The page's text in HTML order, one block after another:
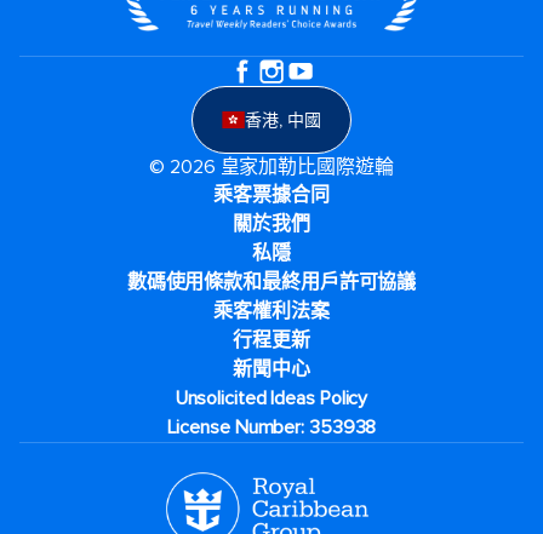
香港, 中國
© 2026 皇家加勒比國際遊輪
乘客票據合同
關於我們
私隱
數碼使用條款和最終用戶許可協議
乘客權利法案
行程更新
新聞中心
Unsolicited Ideas Policy
License Number: 353938